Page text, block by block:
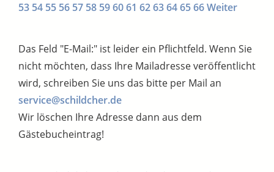
53 54 55 56 57 58 596061 6263646566Weiter
Das Feld "E-Mail:" ist leider ein Pflichtfeld. Wenn Sie
nicht möchten, dass Ihre Mailadresse veröffentlicht
wird, schreiben Sie uns das bitte per Mail an
service@schildcher.de
Wir löschen Ihre Adresse dann aus dem
Gästebucheintrag!